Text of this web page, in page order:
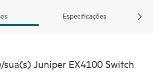
Especificações
sua(s) Juniper EX4100 Switch